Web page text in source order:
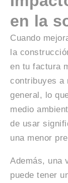
en la
Cuando
la
en tu factura
contribuyes a
general, lo
medio
de usar
una menor
Además, una
puede tener